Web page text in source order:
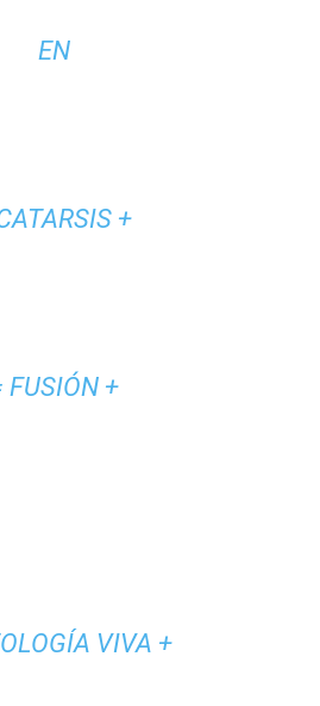
EN
+
FUSIÓN +
VIVA +